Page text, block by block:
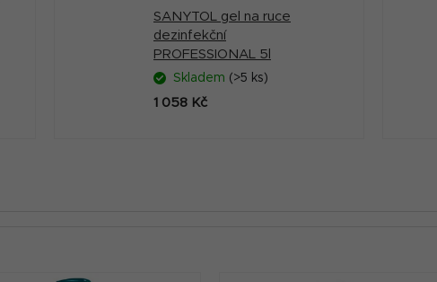
SANYTOL gel na ruce
dezinfekční
PROFESSIONAL 5l
Skladem (>5 ks)
1 058 Kč